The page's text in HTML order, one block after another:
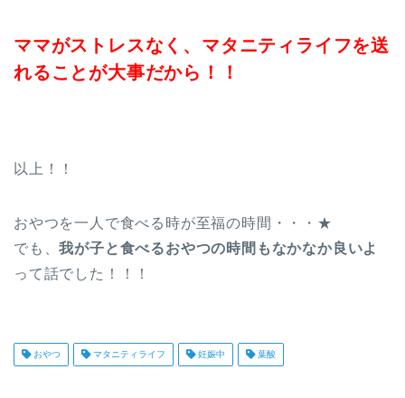
ママがストレスなく、マタニティライフを送
れることが大事だから！！
以上！！
おやつを一人で食べる時が至福の時間・・・★
でも、我が子と食べるおやつの時間もなかなか良いよ
って話でした！！！
おやつ マタニティライフ 妊娠中 葉酸